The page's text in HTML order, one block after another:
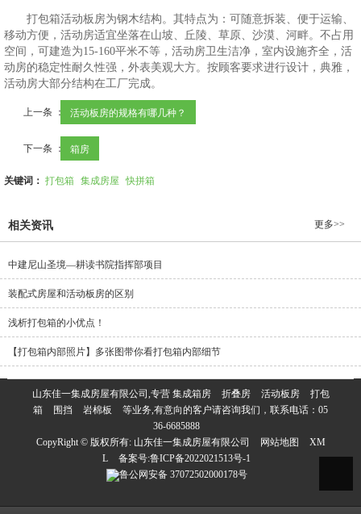
打包箱活动板房为钢木结构。其特点为：可随意拆装、便于运输、
移动方便，活动房适宜坐落在山坡、丘陵、草原、沙漠、河畔。不占用
空间，可建造为15-160平米不等，活动房卫生洁净，室内设施齐全，活
动房的稳定性耐久性强，外表美观大方。按顾客要求进行设计，典雅，
活动房大部分结构在工厂完成。
上一条 ： 活动板房的规格有哪几种？
下一条 ： 箱房
关键词： 打包箱 集成房屋 快拼箱
相关资讯 更多>>
中建尼山圣境—耕读书院指挥部项目
装配式房屋和活动板房的区别
浅析打包箱的小优点！
【打包箱内部照片】多张图带你看打包箱内部细节
山东佳一集成房屋有限公司,专营 集成箱房 折叠房 活动板房
打包
箱
围挡 岩棉板 等业务,有意向的客户请咨询我们，联系电话： 05
36-6685888
CopyRight © 版权所有: 山东佳一集成房屋有限公司 网站地图
XM
L
备案号:鲁ICP备2022021513号-1
鲁公网安备37072502000178号